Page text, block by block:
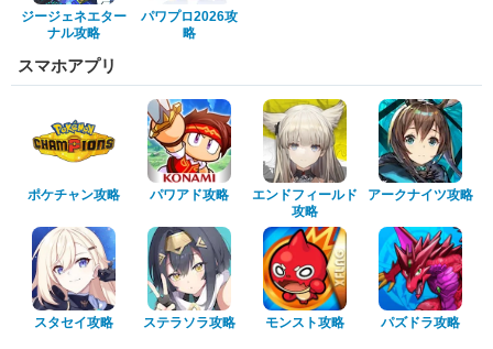
ジージェネエター
ナル攻略
パワプロ2026攻
略
スマホアプリ
ポケチャン攻略 パワアド攻略
エンドフィールド
攻略
アークナイツ攻略
スタセイ攻略 ステラソラ攻略 モンスト攻略 パズドラ攻略